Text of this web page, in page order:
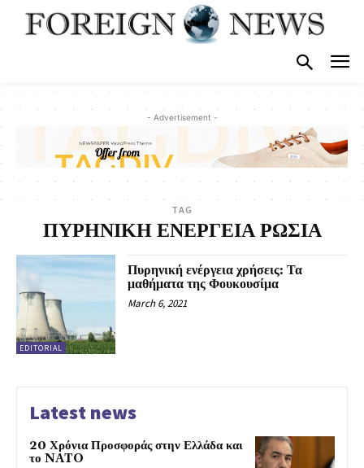
- Advertisement -
TAG
ΠΥΡΗΝΙΚΗ ΕΝΕΡΓΕΙΑ ΡΩΣΙΑ
EDITORIAL
Πυρηνική ενέργεια χρήσεις: Τα
μαθήματα της Φουκουσίμα
March 6, 2021
Latest news
20 Χρόνια Προσφοράς στην Ελλάδα και
το NATO